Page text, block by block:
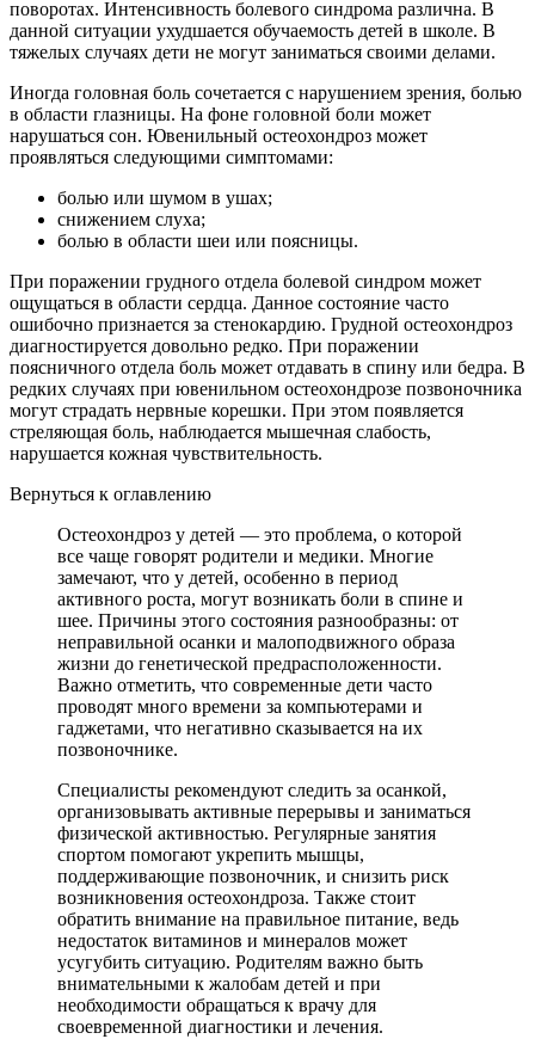
поворотах. Интенсивность болевого синдрома различна. В
данной ситуации ухудшается обучаемость детей в школе. В
тяжелых случаях дети не могут заниматься своими делами.
Иногда головная боль сочетается с нарушением зрения, болью
в области глазницы. На фоне головной боли может
нарушаться сон. Ювенильный остеохондроз может
проявляться следующими симптомами:
болью или шумом в ушах;
снижением слуха;
болью в области шеи или поясницы.
При поражении грудного отдела болевой синдром может
ощущаться в области сердца. Данное состояние часто
ошибочно признается за стенокардию. Грудной остеохондроз
диагностируется довольно редко. При поражении
поясничного отдела боль может отдавать в спину или бедра. В
редких случаях при ювенильном остеохондрозе позвоночника
могут страдать нервные корешки. При этом появляется
стреляющая боль, наблюдается мышечная слабость,
нарушается кожная чувствительность.
Вернуться к оглавлению
Остеохондроз у детей — это проблема, о которой
все чаще говорят родители и медики. Многие
замечают, что у детей, особенно в период
активного роста, могут возникать боли в спине и
шее. Причины этого состояния разнообразны: от
неправильной осанки и малоподвижного образа
жизни до генетической предрасположенности.
Важно отметить, что современные дети часто
проводят много времени за компьютерами и
гаджетами, что негативно сказывается на их
позвоночнике.
Специалисты рекомендуют следить за осанкой,
организовывать активные перерывы и заниматься
физической активностью. Регулярные занятия
спортом помогают укрепить мышцы,
поддерживающие позвоночник, и снизить риск
возникновения остеохондроза. Также стоит
обратить внимание на правильное питание, ведь
недостаток витаминов и минералов может
усугубить ситуацию. Родителям важно быть
внимательными к жалобам детей и при
необходимости обращаться к врачу для
своевременной диагностики и лечения.